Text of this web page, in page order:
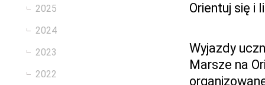
2025
2024
2023
2022
Orientuj się i
Wyjazdy
Marsze na